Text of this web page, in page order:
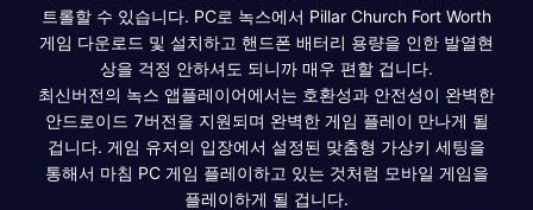
트롤할 수 있습니다. PC로 녹스에서 Pillar Church Fort Worth
게임 다운로드 및 설치하고 핸드폰 배터리 용량을 인한 발열현
상을 걱정 안하셔도 되니까 매우 편할 겁니다.
최신버전의 녹스 앱플레이어에서는 호환성과 안전성이 완벽한
안드로이드 7버전을 지원되며 완벽한 게임 플레이 만나게 될
겁니다. 게임 유저의 입장에서 설정된 맞춤형 가상키 세팅을
통해서 마침 PC 게임 플레이하고 있는 것처럼 모바일 게임을
플레이하게 될 겁니다.